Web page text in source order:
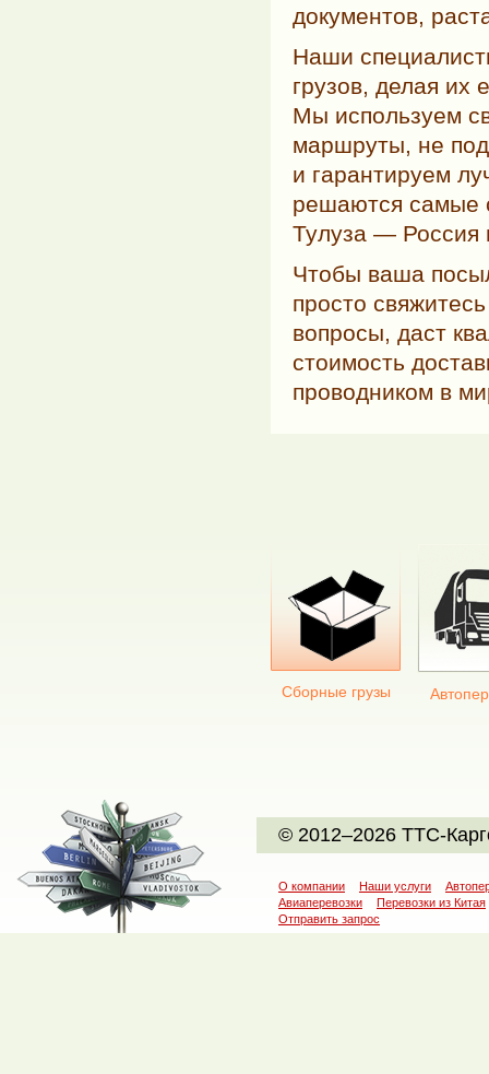
документов,
Наши
грузов, делая
Мы используем
маршруты, не
и гарантируем
решаются самые
Тулуза — Россия
Чтобы ваша
просто
вопросы, даст
стоимость
проводником в
Сборные грузы
© 2012–2026 ТТС-
О компании Наши услуги
Авиаперевозки
Перевозки из Китая
Отправить запрос